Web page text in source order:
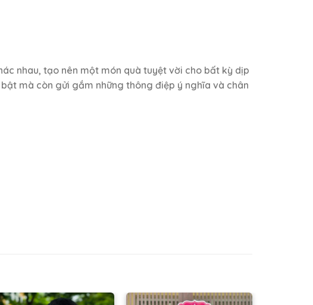
nhau, tạo nên một món quà tuyệt vời cho bất kỳ dịp
mà còn gửi gắm những thông điệp ý nghĩa và chân